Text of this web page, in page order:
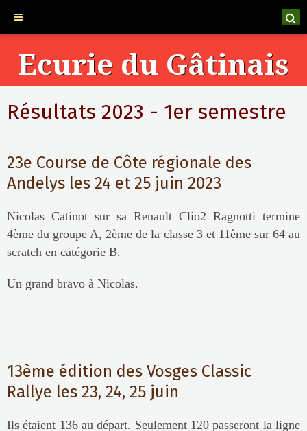
Ecurie du Gâtinais
Résultats 2023 - 1er semestre
23e Course de Côte régionale des
Andelys les 24 et 25 juin 2023
Nicolas Catinot sur sa Renault Clio2 Ragnotti termine
4ème du groupe A, 2ème de la classe 3 et 11ème sur 64 au
scratch en catégorie B.
Un grand bravo à Nicolas.
13ème édition des Vosges Classic
Rallye les 23, 24, 25 juin
Ils étaient 136 au départ. Seulement 120 passeront la ligne